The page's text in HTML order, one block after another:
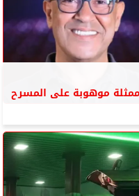
موهوبة على المسرح